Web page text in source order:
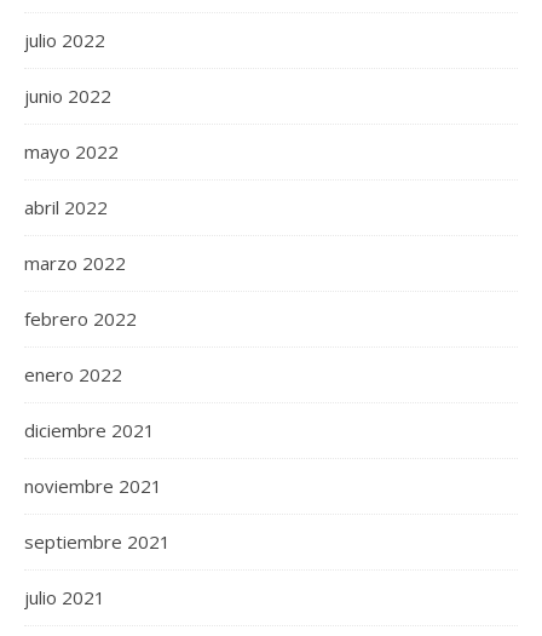
julio 2022
junio 2022
mayo 2022
abril 2022
marzo 2022
febrero 2022
enero 2022
diciembre 2021
noviembre 2021
septiembre 2021
julio 2021